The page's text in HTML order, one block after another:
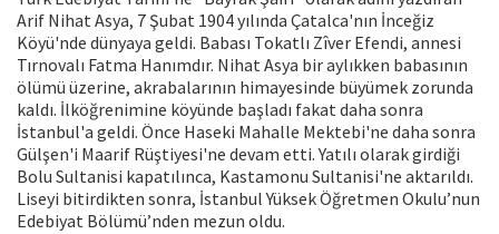
Arif Nihat Asya, 7 Şubat 1904 yılında Çatalca'nın İnceğiz
Köyü'nde dünyaya geldi. Babası Tokatlı Zîver Efendi, annesi
Tırnovalı Fatma Hanımdır. Nihat Asya bir aylıkken babasının
ölümü üzerine, akrabalarının himayesinde büyümek zorunda
kaldı. İlköğrenimine köyünde başladı fakat daha sonra
İstanbul'a geldi. Önce Haseki Mahalle Mektebi'ne daha sonra
Gülşen'i Maarif Rüştiyesi'ne devam etti. Yatılı olarak girdiği
Bolu Sultanisi kapatılınca, Kastamonu Sultanisi'ne aktarıldı.
Liseyi bitirdikten sonra, İstanbul Yüksek Öğretmen Okulu’nun
Edebiyat Bölümü’nden mezun oldu.